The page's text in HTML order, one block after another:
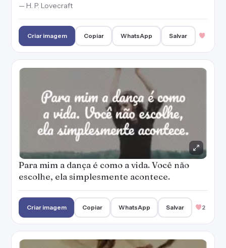
— H. P. Lovecraft
Criar imagem Copiar WhatsApp Salvar
Para mim a dança é como a vida. Você não
escolhe, ela simplesmente acontece.
Criar imagem Copiar WhatsApp Salvar 2